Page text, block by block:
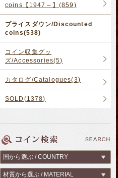
coins【1947～】(859)
プライスダウン/Discounted
coins(538)
コイン収集グッ
ズ/Accessories(5)
カタログ/Catalogues(3)
SOLD(1378)